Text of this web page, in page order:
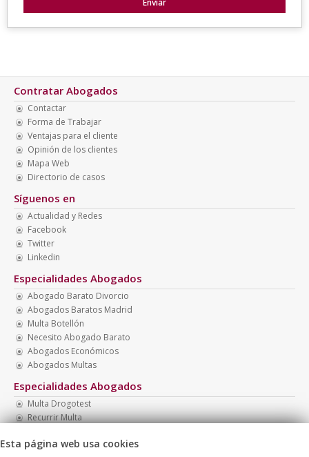
Contratar Abogados
Contactar
Forma de Trabajar
Ventajas para el cliente
Opinión de los clientes
Mapa Web
Directorio de casos
Síguenos en
Actualidad y Redes
Facebook
Twitter
Linkedin
Especialidades Abogados
Abogado Barato Divorcio
Abogados Baratos Madrid
Multa Botellón
Necesito Abogado Barato
Abogados Económicos
Abogados Multas
Especialidades Abogados
Multa Drogotest
Recurrir Multa
Abogados Baratos
Esta página web usa cookies